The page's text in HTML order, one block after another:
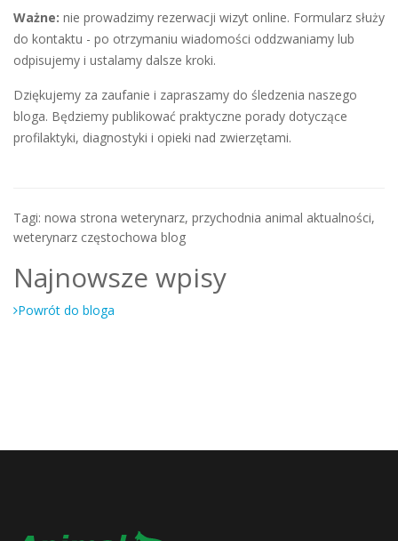
Ważne: nie prowadzimy rezerwacji wizyt online. Formularz służy
do kontaktu - po otrzymaniu wiadomości oddzwaniamy lub
odpisujemy i ustalamy dalsze kroki.
Dziękujemy za zaufanie i zapraszamy do śledzenia naszego
bloga. Będziemy publikować praktyczne porady dotyczące
profilaktyki, diagnostyki i opieki nad zwierzętami.
Tagi: nowa strona weterynarz, przychodnia animal aktualności,
weterynarz częstochowa blog
Najnowsze wpisy
Powrót do bloga